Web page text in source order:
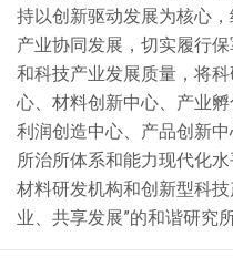
持以创新驱动发展为核心
产业协同发展，切实履行
和科技产业发展质量，将
心、材料创新中心、产业
利润创造中心、产品创新
所治所体系和能力现代化
材料研发机构和创新型科
业、共享发展”的和谐研究